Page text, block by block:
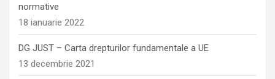
normative
18 ianuarie 2022
DG JUST – Carta drepturilor fundamentale a UE
13 decembrie 2021